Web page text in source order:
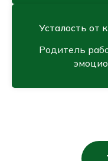
Усталость от
Родитель